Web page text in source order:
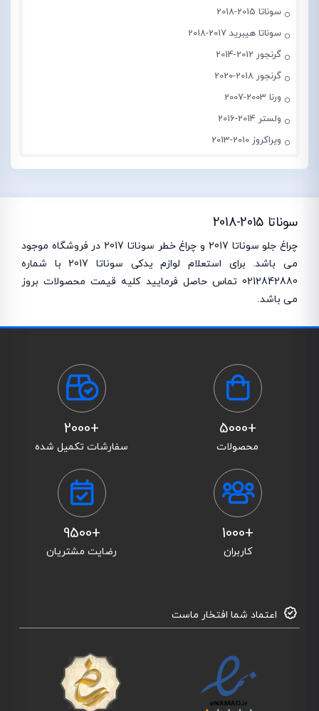
سوناتا 2015-2018
سوناتا هیبرید 2017-2018
گرنجور 2012-2014
گرنجور 2018-2020
ورنا 2003-2007
ولستر 2014-2016
ویراکروز 2010-2013
سوناتا 2015-2018
چراغ جلو سوناتا 2017 و چراغ خطر سوناتا 2017 در فروشگاه موجود
می باشد. برای استعلام لوازم یدکی سوناتا 2017 با شماره
0212842880 تماس حاصل فرمایید کلیه قیمت محصولات بروز
می باشد.
+5000
محصولات
+2000
سفارشات تکمیل شده
+1000
کاربران
+9500
رضایت مشتریان
اعتماد شما افتخار ماست